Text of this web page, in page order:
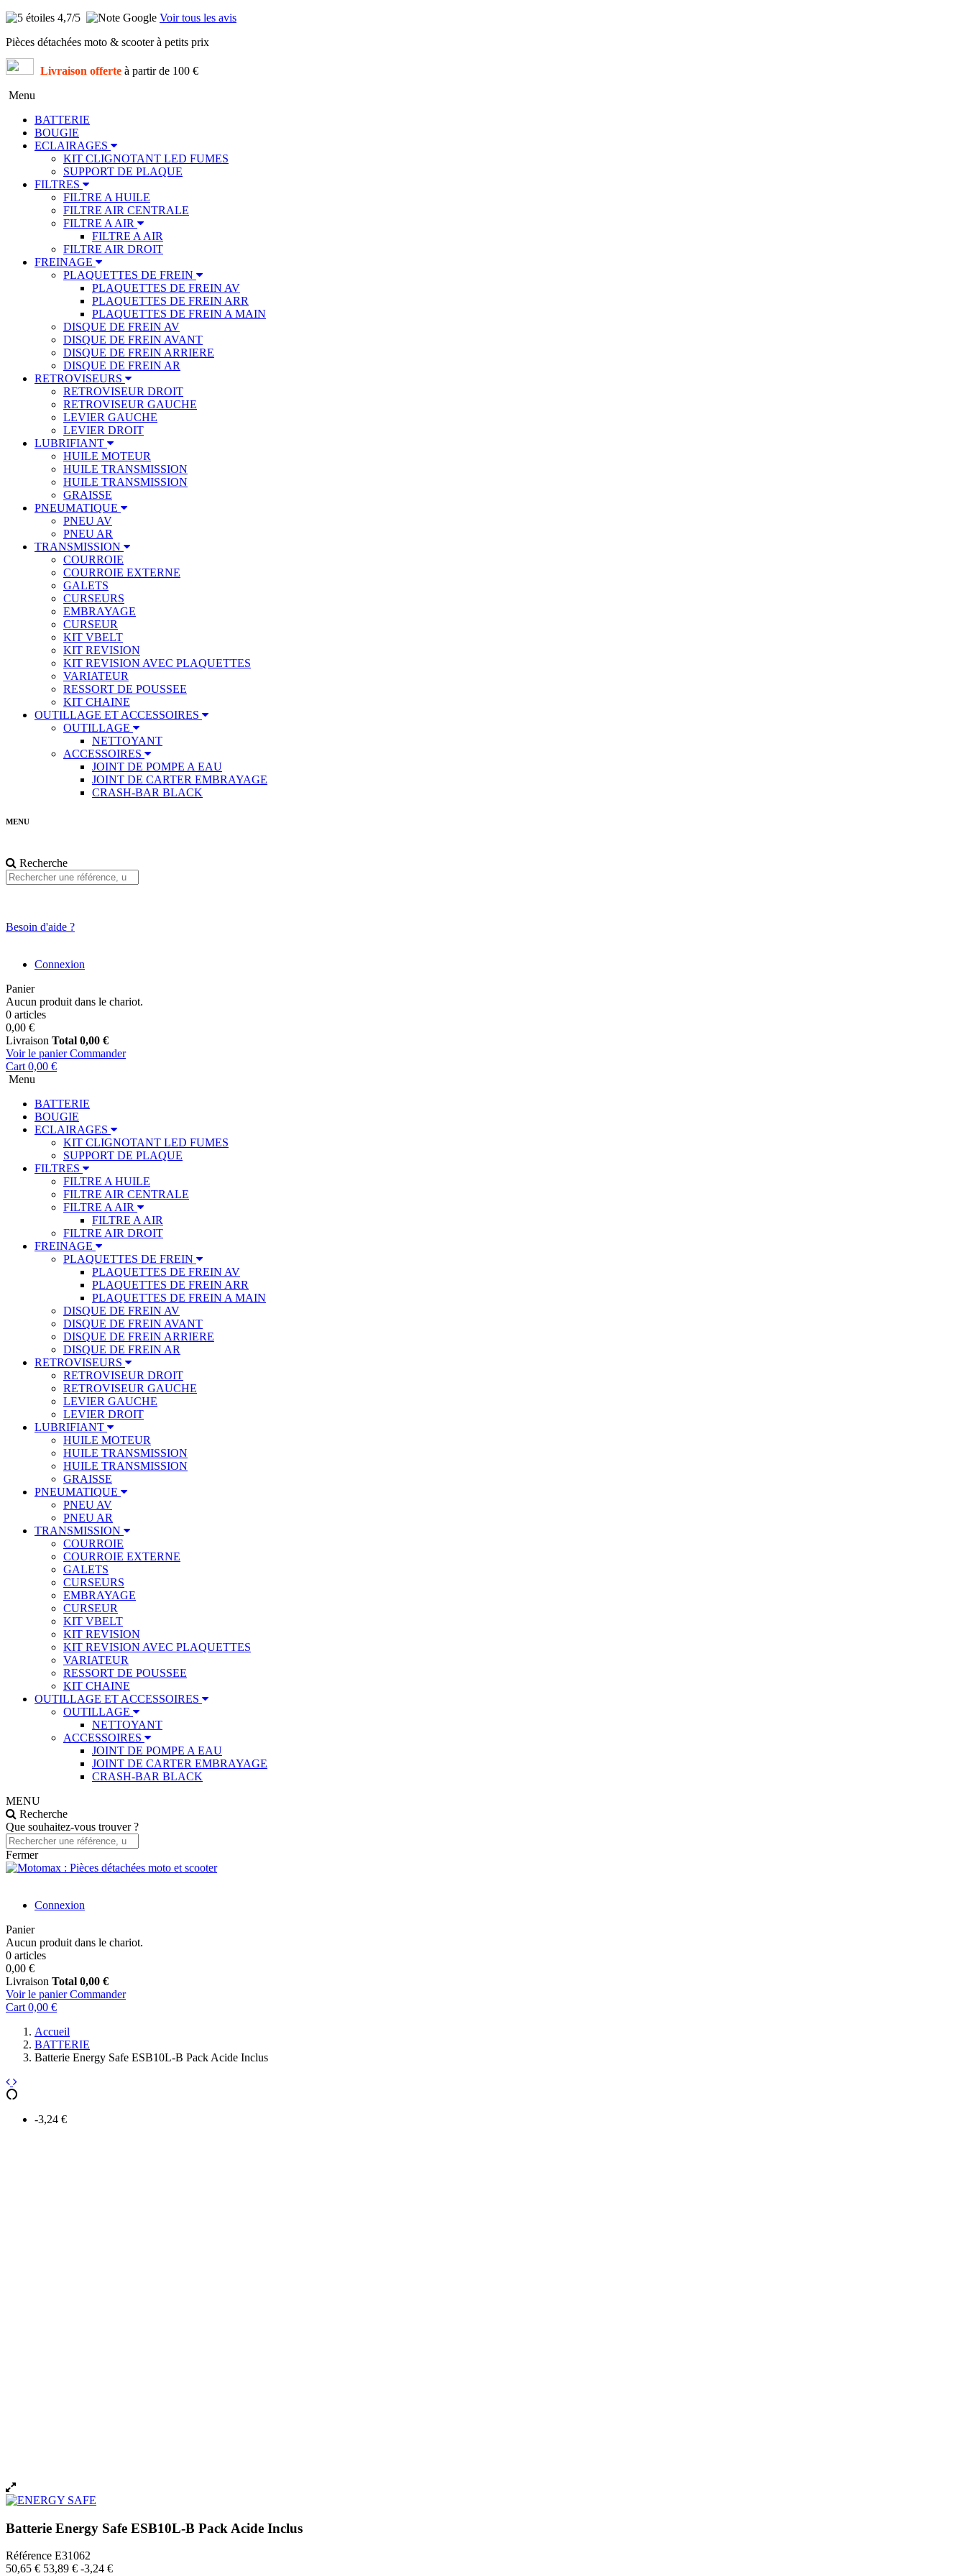
4,7/5
Voir tous les avis
Pièces détachées moto & scooter à petits prix
Livraison offerte à partir de 100 €
Menu
BATTERIE
BOUGIE
ECLAIRAGES
KIT CLIGNOTANT LED FUMES
SUPPORT DE PLAQUE
FILTRES
FILTRE A HUILE
FILTRE AIR CENTRALE
FILTRE A AIR
FILTRE A AIR
FILTRE AIR DROIT
FREINAGE
PLAQUETTES DE FREIN
PLAQUETTES DE FREIN AV
PLAQUETTES DE FREIN ARR
PLAQUETTES DE FREIN A MAIN
DISQUE DE FREIN AV
DISQUE DE FREIN AVANT
DISQUE DE FREIN ARRIERE
DISQUE DE FREIN AR
RETROVISEURS
RETROVISEUR DROIT
RETROVISEUR GAUCHE
LEVIER GAUCHE
LEVIER DROIT
LUBRIFIANT
HUILE MOTEUR
HUILE TRANSMISSION
HUILE TRANSMISSION
GRAISSE
PNEUMATIQUE
PNEU AV
PNEU AR
TRANSMISSION
COURROIE
COURROIE EXTERNE
GALETS
CURSEURS
EMBRAYAGE
CURSEUR
KIT VBELT
KIT REVISION
KIT REVISION AVEC PLAQUETTES
VARIATEUR
RESSORT DE POUSSEE
KIT CHAINE
OUTILLAGE ET ACCESSOIRES
OUTILLAGE
NETTOYANT
ACCESSOIRES
JOINT DE POMPE A EAU
JOINT DE CARTER EMBRAYAGE
CRASH-BAR BLACK
MENU
Recherche
Besoin d'aide ?
Connexion
Panier
Aucun produit dans le chariot.
0 articles
0,00 €
Livraison Total 0,00 €
Voir le panier Commander
Cart 0,00 €
Menu
BATTERIE
BOUGIE
ECLAIRAGES
KIT CLIGNOTANT LED FUMES
SUPPORT DE PLAQUE
FILTRES
FILTRE A HUILE
FILTRE AIR CENTRALE
FILTRE A AIR
FILTRE A AIR
FILTRE AIR DROIT
FREINAGE
PLAQUETTES DE FREIN
PLAQUETTES DE FREIN AV
PLAQUETTES DE FREIN ARR
PLAQUETTES DE FREIN A MAIN
DISQUE DE FREIN AV
DISQUE DE FREIN AVANT
DISQUE DE FREIN ARRIERE
DISQUE DE FREIN AR
RETROVISEURS
RETROVISEUR DROIT
RETROVISEUR GAUCHE
LEVIER GAUCHE
LEVIER DROIT
LUBRIFIANT
HUILE MOTEUR
HUILE TRANSMISSION
HUILE TRANSMISSION
GRAISSE
PNEUMATIQUE
PNEU AV
PNEU AR
TRANSMISSION
COURROIE
COURROIE EXTERNE
GALETS
CURSEURS
EMBRAYAGE
CURSEUR
KIT VBELT
KIT REVISION
KIT REVISION AVEC PLAQUETTES
VARIATEUR
RESSORT DE POUSSEE
KIT CHAINE
OUTILLAGE ET ACCESSOIRES
OUTILLAGE
NETTOYANT
ACCESSOIRES
JOINT DE POMPE A EAU
JOINT DE CARTER EMBRAYAGE
CRASH-BAR BLACK
MENU
Recherche
Que souhaitez-vous trouver ?
Fermer
Connexion
Panier
Aucun produit dans le chariot.
0 articles
0,00 €
Livraison Total 0,00 €
Voir le panier Commander
Cart 0,00 €
Accueil
BATTERIE
Batterie Energy Safe ESB10L-B Pack Acide Inclus
-3,24 €
Batterie Energy Safe ESB10L-B Pack Acide Inclus
Référence E31062
50,65 € 53,89 € -3,24 €